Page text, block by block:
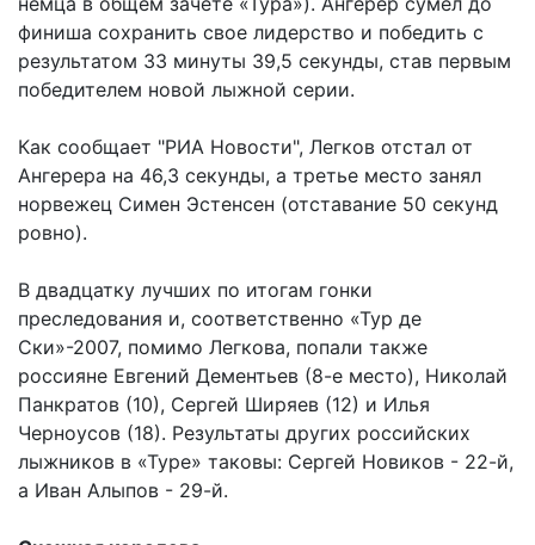
финиша сохранить свое лидерство и победить с
результатом 33 минуты 39,5 секунды, став первым
победителем новой лыжной серии.
Как сообщает "РИА Новости", Легков отстал от
Ангерера на 46,3 секунды, а третье место занял
норвежец Симен Эстенсен (отставание 50 секунд
ровно).
В двадцатку лучших по итогам гонки
преследования и, соответственно «Тур де
Ски»-2007, помимо Легкова, попали также
россияне Евгений Дементьев (8-е место), Николай
Панкратов (10), Сергей Ширяев (12) и Илья
Черноусов (18). Результаты других российских
лыжников в «Туре» таковы: Сергей Новиков - 22-й,
а Иван Алыпов - 29-й.